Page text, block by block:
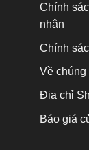
Chính
nhận
Chính
Về chúng
Địa chỉ
Báo giá